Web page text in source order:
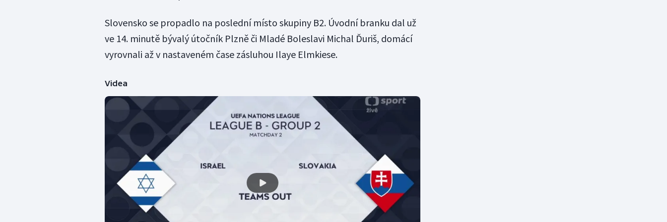
Slovensko se propadlo na poslední místo skupiny B2. Úvodní branku dal už
ve 14. minutě bývalý útočník Plzně či Mladé Boleslavi Michal Ďuriš, domácí
vyrovnali až v nastaveném čase zásluhou Ilaye Elmkiese.
Videa